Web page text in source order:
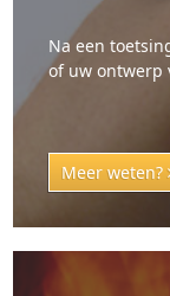
Na een
of uw ontwerp
Meer weten?